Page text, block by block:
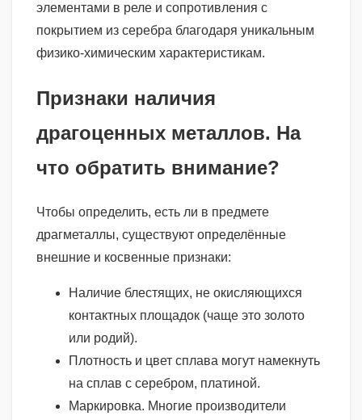
элементами в реле и сопротивления с
покрытием из серебра благодаря уникальным
физико-химическим характеристикам.
Признаки наличия
драгоценных металлов. На
что обратить внимание?
Чтобы определить, есть ли в предмете
драгметаллы, существуют определённые
внешние и косвенные признаки:
Наличие блестящих, не окисляющихся
контактных площадок (чаще это золото
или родий).
Плотность и цвет сплава могут намекнуть
на сплав с серебром, платиной.
Маркировка. Многие производители